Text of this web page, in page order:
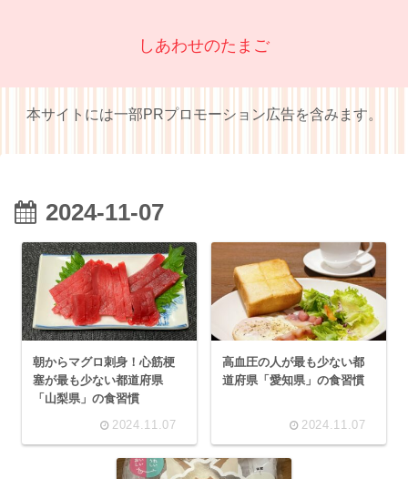
しあわせのたまご
本サイトには一部PRプロモーション広告を含みます。
2024-11-07
朝からマグロ刺身！心筋梗
塞が最も少ない都道府県
「山梨県」の食習慣
2024.11.07
高血圧の人が最も少ない都
道府県「愛知県」の食習慣
2024.11.07